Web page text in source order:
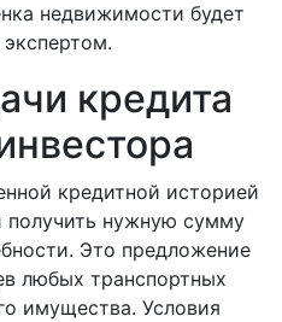
недвижимости будет
кредита
кредитной историей
нужную сумму
Это предложение
любых транспортных
имущества. Условия